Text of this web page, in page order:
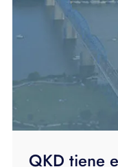
QKD tiene